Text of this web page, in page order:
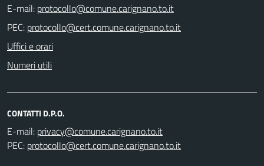
E-mail:
PEC:
Uffici e orari
Numeri utili
CONTATTI D.P.O.
E-mail:
PEC: